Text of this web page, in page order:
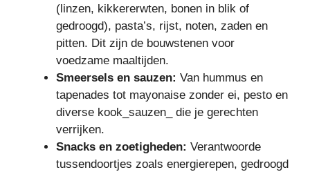
(linzen, kikkererwten, bonen in blik of
gedroogd), pasta’s, rijst, noten, zaden en
pitten. Dit zijn de bouwstenen voor
voedzame maaltijden.
Smeersels en sauzen: Van hummus en
tapenades tot mayonaise zonder ei, pesto en
diverse kook_sauzen_ die je gerechten
verrijken.
Snacks en zoetigheden: Verantwoorde
tussendoortjes zoals energierepen, gedroogd